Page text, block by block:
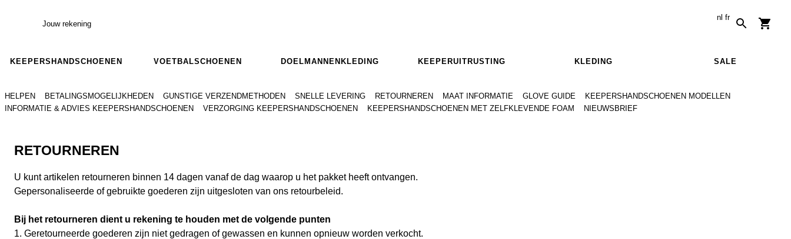
Jouw rekening
nl fr
KEEPERSHANDSCHOENEN VOETBALSCHOENEN DOELMANNENKLEDING KEEPERUITRUSTING KLEDING SALE
HELPEN BETALINGSMOGELIJKHEDEN GUNSTIGE VERZENDMETHODEN SNELLE LEVERING RETOURNEREN MAAT INFORMATIE GLOVE GUIDE
KEEPERSHANDSCHOENEN MODELLEN
INFORMATIE & ADVIES KEEPERSHANDSCHOENEN
VERZORGING KEEPERSHANDSCHOENEN KEEPERSHANDSCHOENEN MET ZELFKLEVENDE FOAM NIEUWSBRIEF
RETOURNEREN
U kunt artikelen retourneren binnen 14 dagen vanaf de dag waarop u het pakket heeft ontvangen.
Gepersonaliseerde of gebruikte goederen zijn uitgesloten van ons retourbeleid.
Bij het retourneren dient u rekening te houden met de volgende punten
1. Geretourneerde goederen zijn niet gedragen of gewassen en kunnen opnieuw worden verkocht.